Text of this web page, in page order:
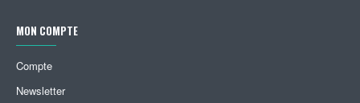
MON COMPTE
Compte
Newsletter